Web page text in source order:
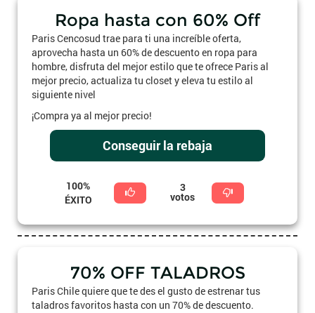
Ropa hasta con 60% Off
Paris Cencosud trae para ti una increíble oferta,
aprovecha hasta un 60% de descuento en ropa para
hombre, disfruta del mejor estilo que te ofrece Paris al
mejor precio, actualiza tu closet y eleva tu estilo al
siguiente nivel
¡Compra ya al mejor precio!
Conseguir la rebaja
100%
ÉXITO
3
votos
70% OFF TALADROS
Paris Chile quiere que te des el gusto de estrenar tus
taladros favoritos hasta con un 70% de descuento.